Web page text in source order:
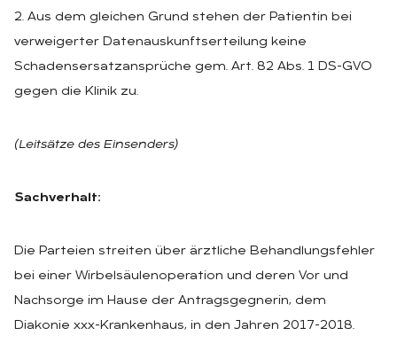
2. Aus dem gleichen Grund stehen der Patientin bei
verweigerter Datenauskunftserteilung keine
Schadensersatzansprüche gem. Art. 82 Abs. 1 DS-GVO
gegen die Klinik zu.
(Leitsätze des Einsenders)
Sachverhalt:
Die Parteien streiten über ärztliche Behandlungsfehler
bei einer Wirbelsäulenoperation und deren Vor und
Nachsorge im Hause der Antragsgegnerin, dem
Diakonie xxx-Krankenhaus, in den Jahren 2017-2018.